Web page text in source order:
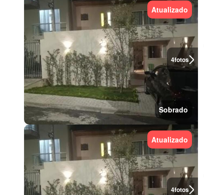
4fotos
Atualizado
Sobrado
4fotos
Atualizado